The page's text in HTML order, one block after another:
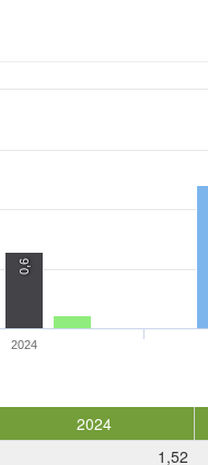
0,6
2024
2024
1,52